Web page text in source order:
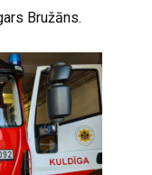
Bružāns.